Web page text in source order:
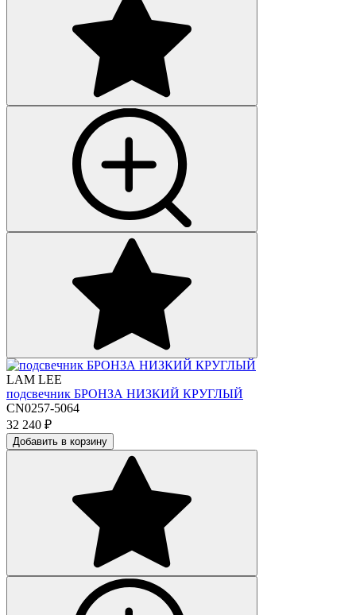
LAM LEE
подсвечник БРОНЗА НИЗКИЙ КРУГЛЫЙ
CN0257-5064
32 240 ₽
Добавить в корзину